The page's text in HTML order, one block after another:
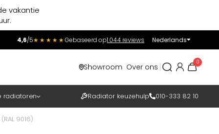
vakantie
4,6/5★★★★★Gebaseerd op1.044 reviews Nederlands
Showroom Over ons
0
radiatoren Radiator keuzehulp 010-333 82 10
9016)